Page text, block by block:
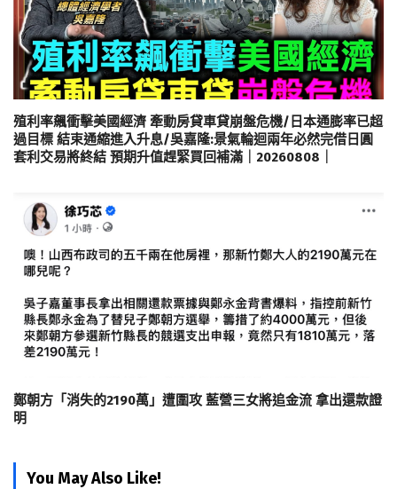
殖利率飆衝擊美國經濟 牽動房貸車貸崩盤危機/日本通膨率已超
過目標 結束通縮進入升息/吳嘉隆:景氣輪迴兩年必然完借日圓
套利交易將終結 預期升值趕緊買回補滿｜20260808｜
鄭朝方「消失的2190萬」遭圍攻 藍營三女將追金流 拿出還款證
明
You May Also Like!